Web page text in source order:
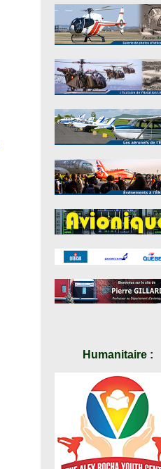
Humanitaire :